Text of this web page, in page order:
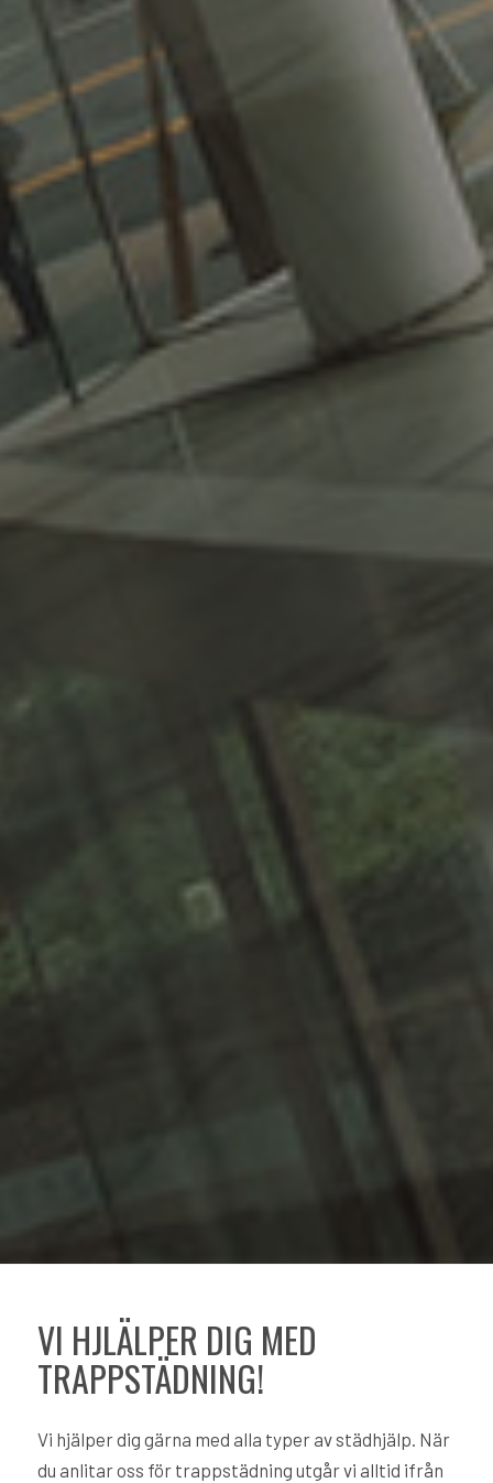
VI HJLÄLPER DIG MED
TRAPPSTÄDNING!
Vi hjälper dig gärna med alla typer av städhjälp. När
du anlitar oss för trappstädning utgår vi alltid ifrån